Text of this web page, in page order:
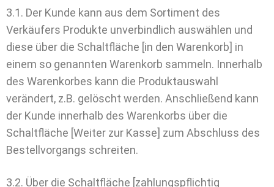
3.1. Der Kunde kann aus dem Sortiment des
Verkäufers Produkte unverbindlich auswählen und
diese über die Schaltfläche [in den Warenkorb] in
einem so genannten Warenkorb sammeln. Innerhalb
des Warenkorbes kann die Produktauswahl
verändert, z.B. gelöscht werden. Anschließend kann
der Kunde innerhalb des Warenkorbs über die
Schaltfläche [Weiter zur Kasse] zum Abschluss des
Bestellvorgangs schreiten.
3.2. Über die Schaltfläche [zahlungspflichtig